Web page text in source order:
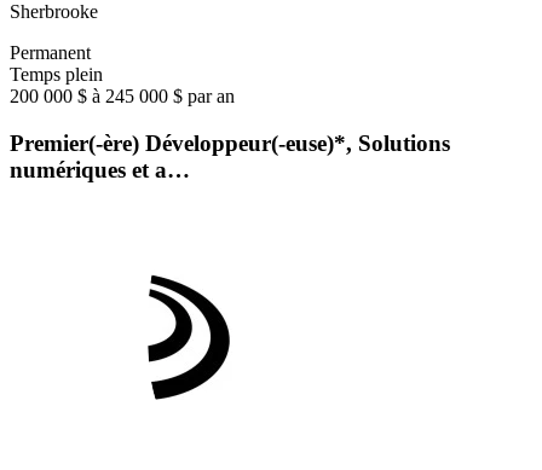
Sherbrooke
Permanent
Temps plein
200 000 $ à 245 000 $ par an
Premier(-ère) Développeur(-euse)*, Solutions
numériques et a…